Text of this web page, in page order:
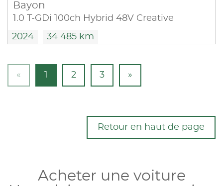
Bayon
1.0 T-GDi 100ch Hybrid 48V Creative
2024 34 485 km
« 2 3 »
Retour en haut de page
Acheter une voiture